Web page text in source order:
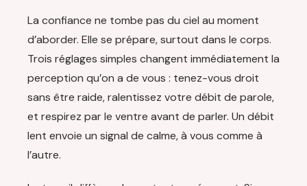
La confiance ne tombe pas du ciel au moment
d’aborder. Elle se prépare, surtout dans le corps.
Trois réglages simples changent immédiatement la
perception qu’on a de vous : tenez-vous droit
sans être raide, ralentissez votre débit de parole,
et respirez par le ventre avant de parler. Un débit
lent envoie un signal de calme, à vous comme à
l’autre.